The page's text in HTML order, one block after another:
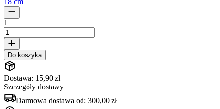
18 cm
1
Do koszyka
Dostawa: 15,90 zł
Szczegóły dostawy
Darmowa dostawa od: 300,00 zł